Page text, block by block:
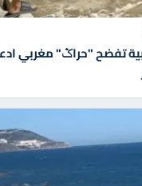
تفضح "حراݣ" مغربي